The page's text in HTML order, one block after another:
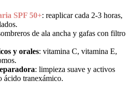
SPF 50+: reaplicar cada 2-3 horas,
de ala ancha y gafas con filtro
y orales: vitamina C, vitamina E,
: limpieza suave y activos
ácido tranexámico.